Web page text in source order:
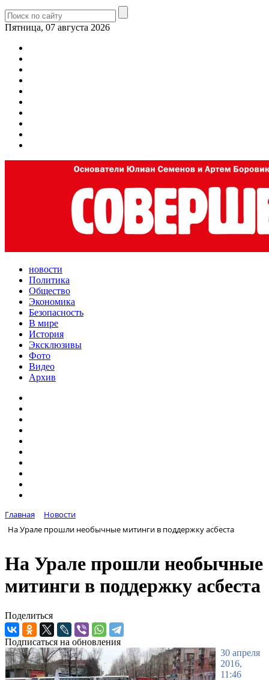
Пятница, 07 августа 2026
новости
Политика
Общество
Экономика
Безопасность
В мире
История
Эксклюзивы
Фото
Видео
Архив
Главная
Новости
На Урале прошли необычные митинги в поддержку асбеста
На Урале прошли необычные
митинги в поддержку асбеста
Поделиться
Подписаться на обновления
30 апреля
2016,
11:46